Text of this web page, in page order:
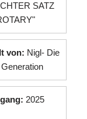
SATZ
von: Nigl- Die
2025